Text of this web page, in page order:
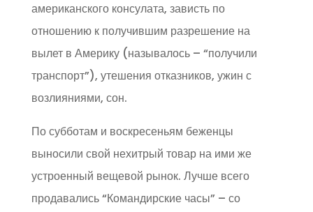
американского консулата, зависть по
отношению к получившим разрешение на
вылет в Америку (называлось – “получили
транспорт”), утешения отказников, ужин с
возлияниями, сон.
По субботам и воскресеньям беженцы
выносили свой нехитрый товар на ими же
устроенный вещевой рынок. Лучше всего
продавались “Командирские часы” – со